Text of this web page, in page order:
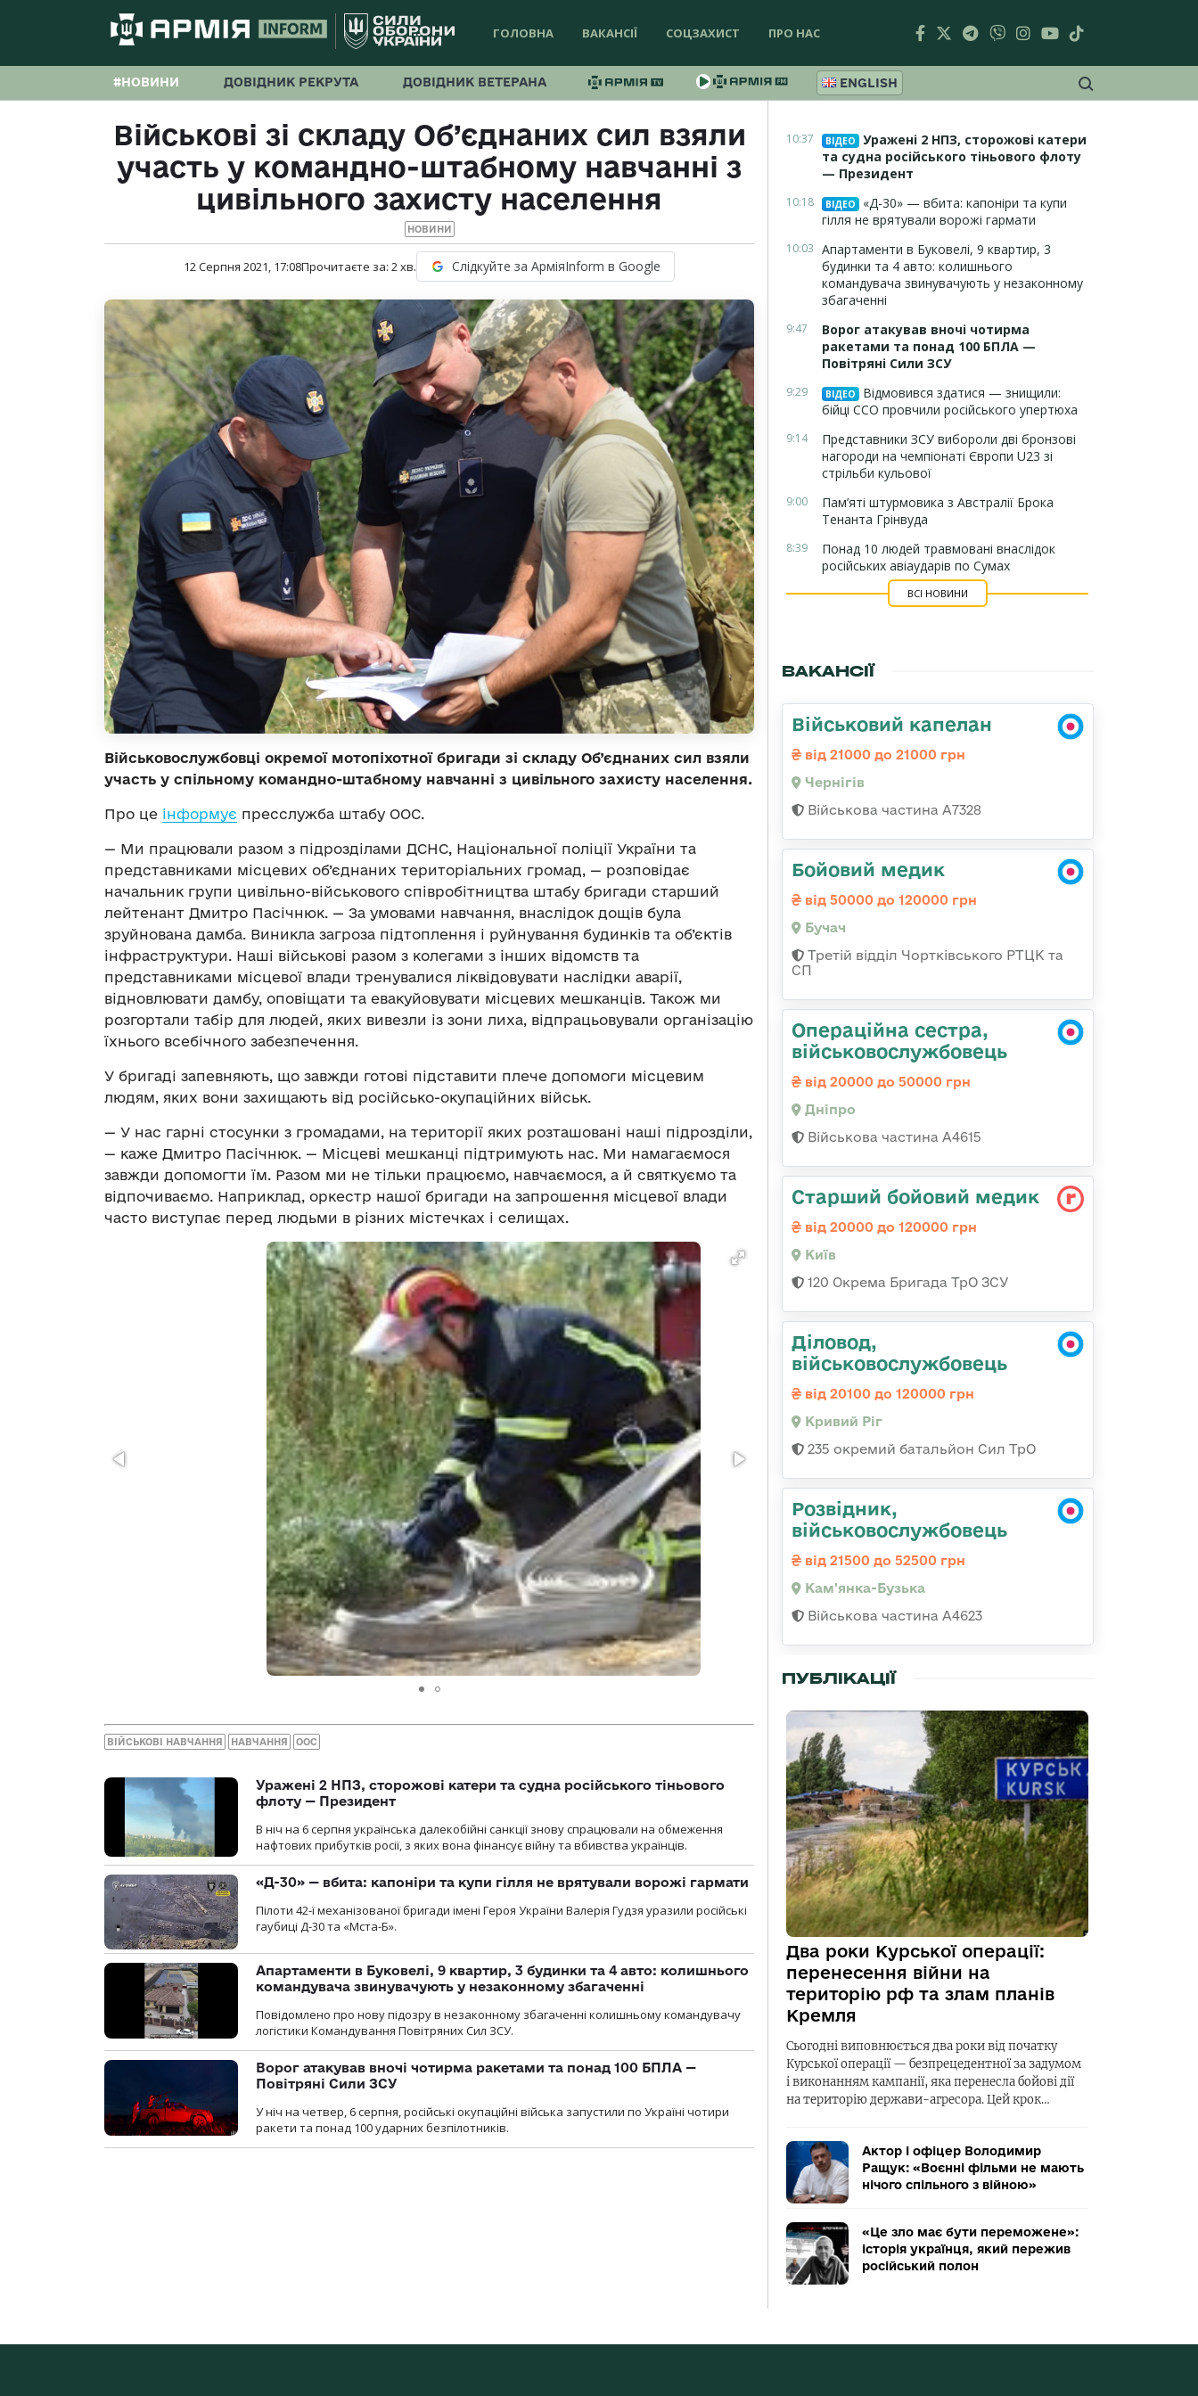
ГОЛОВНА ВАКАНСІЇ СОЦЗАХИСТ ПРО НАС
#НОВИНИ ДОВІДНИК РЕКРУТА ДОВІДНИК ВЕТЕРАНА ENGLISH
Військові зі складу Об’єднаних сил взяли
участь у командно-штабному навчанні з
цивільного захисту населення
НОВИНИ
12 Серпня 2021, 17:08Прочитаєте за: 2хв. Слідкуйте за АрміяInform в Google
Військовослужбовці окремої мотопіхотної бригади зі складу Об’єднаних сил взяли
участь у спільному командно-штабному навчанні з цивільного захисту населення.
Про це інформує пресслужба штабу ООС.
— Ми працювали разом з підрозділами ДСНС, Національної поліції України та
представниками місцевих об’єднаних територіальних громад, — розповідає
начальник групи цивільно-військового співробітництва штабу бригади старший
лейтенант Дмитро Пасічнюк. — За умовами навчання, внаслідок дощів була
зруйнована дамба. Виникла загроза підтоплення і руйнування будинків та об’єктів
інфраструктури. Наші військові разом з колегами з інших відомств та
представниками місцевої влади тренувалися ліквідовувати наслідки аварії,
відновлювати дамбу, оповіщати та евакуйовувати місцевих мешканців. Також ми
розгортали табір для людей, яких вивезли із зони лиха, відпрацьовували організацію
їхнього всебічного забезпечення.
У бригаді запевняють, що завжди готові підставити плече допомоги місцевим
людям, яких вони захищають від російсько-окупаційних військ.
— У нас гарні стосунки з громадами, на території яких розташовані наші підрозділи,
— каже Дмитро Пасічнюк. — Місцеві мешканці підтримують нас. Ми намагаємося
завжди допомогти їм. Разом ми не тільки працюємо, навчаємося, а й святкуємо та
відпочиваємо. Наприклад, оркестр нашої бригади на запрошення місцевої влади
часто виступає перед людьми в різних містечках і селищах.
ВІЙСЬКОВІ НАВЧАННЯ НАВЧАННЯ ООС
Уражені 2 НПЗ, сторожові катери та судна російського тіньового
флоту — Президент
В ніч на 6 серпня українська далекобійні санкції знову спрацювали на обмеження
нафтових прибутків росії, з яких вона фінансує війну та вбивства українців.
«Д-30» — вбита: капоніри та купи гілля не врятували ворожі гармати
Пілоти 42-ї механізованої бригади імені Героя України Валерія Гудзя уразили російські
гаубиці Д-30 та «Мста-Б».
Апартаменти в Буковелі, 9 квартир, 3 будинки та 4 авто: колишнього
командувача звинувачують у незаконному збагаченні
Повідомлено про нову підозру в незаконному збагаченні колишньому командувачу
логістики Командування Повітряних Сил ЗСУ.
Ворог атакував вночі чотирма ракетами та понад 100 БПЛА —
Повітряні Сили ЗСУ
У ніч на четвер, 6 серпня, російські окупаційні війська запустили по Україні чотири
ракети та понад 100 ударних безпілотників.
10:37 ВІДЕО
Уражені 2 НПЗ, сторожові катери
та судна російського тіньового флоту
— Президент
10:18 ВІДЕО
«Д-30» — вбита: капоніри та купи
гілля не врятували ворожі гармати
10:03 Апартаменти в Буковелі, 9 квартир, 3
будинки та 4 авто: колишнього
командувача звинувачують у незаконному
збагаченні
9:47
Ворог атакував вночі чотирма
ракетами та понад 100 БПЛА —
Повітряні Сили ЗСУ
9:29 ВІДЕО
Відмовився здатися — знищили:
бійці ССО провчили російського упертюха
9:14
Представники ЗСУ вибороли дві бронзові
нагороди на чемпіонаті Європи U23 зі
стрільби кульової
9:00
Пам’яті штурмовика з Австралії Брока
Тенанта Грінвуда
8:39
Понад 10 людей травмовані внаслідок
російських авіаударів по Сумах
ВСІ НОВИНИ
ВАКАНСІЇ
Військовий капелан
від 21000 до 21000 грн
Чернігів
Військова частина А7328
Бойовий медик
від 50000 до 120000 грн
Бучач
Третій відділ Чортківського РТЦК та
СП
Операційна сестра,
військовослужбовець
від 20000 до 50000 грн
Дніпро
Військова частина А4615
Старший бойовий медик
від 20000 до 120000 грн
Київ
120 Окрема Бригада ТрО ЗСУ
Діловод,
військовослужбовець
від 20100 до 120000 грн
Кривий Ріг
235 окремий батальйон Сил ТрО
Розвідник,
військовослужбовець
від 21500 до 52500 грн
Кам'янка-Бузька
Військова частина А4623
ПУБЛІКАЦІЇ
Два роки Курської операції:
перенесення війни на
територію рф та злам планів
Кремля
Сьогодні виповнюється два роки від початку
Курської операції — безпрецедентної за задумом
і виконанням кампанії, яка перенесла бойові дії
на територію держави-агресора. Цей крок…
Актор і офіцер Володимир
Ращук: «Воєнні фільми не мають
нічого спільного з війною»
«Це зло має бути переможене»:
історія українця, який пережив
російський полон